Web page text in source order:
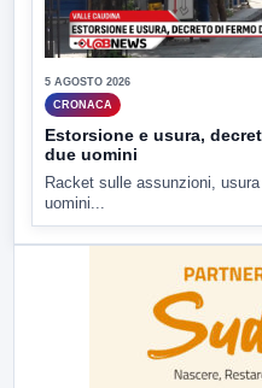
5 AGOSTO 2026
CRONACA
Estorsione e usura,
due uomini
Racket sulle assunzioni,
uomini...